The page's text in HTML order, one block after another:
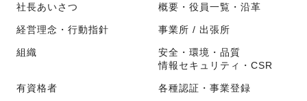
社長あいさつ 概要・役員一覧・沿革
経営理念・行動指針 事業所 / 出張所
組織
安全・環境・品質
情報セキュリティ・CSR
有資格者 各種認証・事業登録